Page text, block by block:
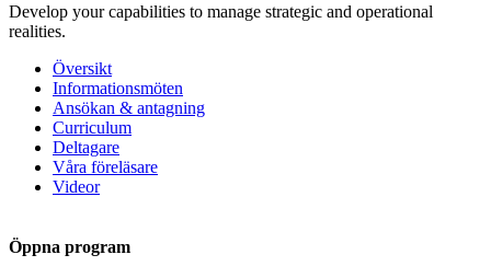
Develop your capabilities to manage strategic and operational
realities.
Översikt
Informationsmöten
Ansökan & antagning
Curriculum
Deltagare
Våra föreläsare
Videor
Öppna program